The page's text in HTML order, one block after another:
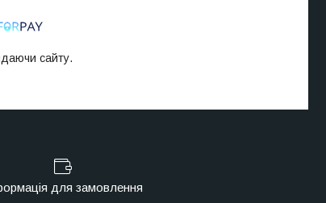
сайту.
для замовлення